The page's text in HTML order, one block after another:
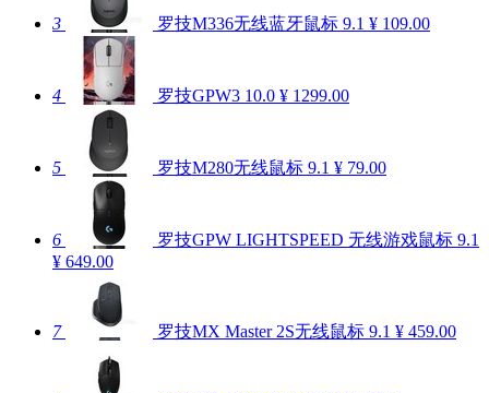
3 罗技M336无线蓝牙鼠标 9.1 ¥ 109.00
4 罗技GPW3 10.0 ¥ 1299.00
5 罗技M280无线鼠标 9.1 ¥ 79.00
6 罗技GPW LIGHTSPEED 无线游戏鼠标 9.1
¥ 649.00
7 罗技MX Master 2S无线鼠标 9.1 ¥ 459.00